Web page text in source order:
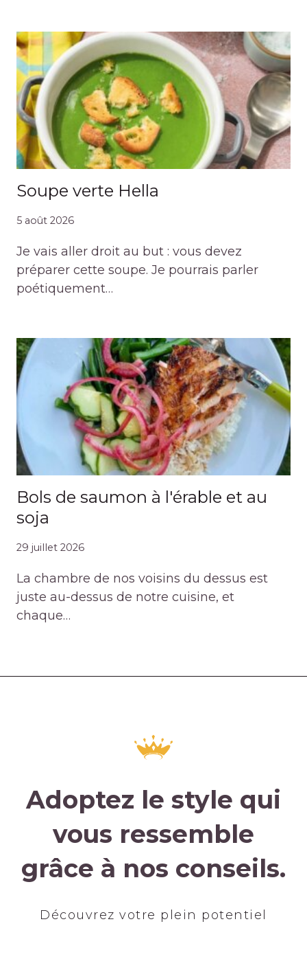
Soupe verte Hella
5 août 2026
Je vais aller droit au but : vous devez
préparer cette soupe. Je pourrais parler
poétiquement…
Bols de saumon à l'érable et au
soja
29 juillet 2026
La chambre de nos voisins du dessus est
juste au-dessus de notre cuisine, et
chaque…
Adoptez le style qui
vous ressemble
grâce à nos conseils.
Découvrez votre plein potentiel